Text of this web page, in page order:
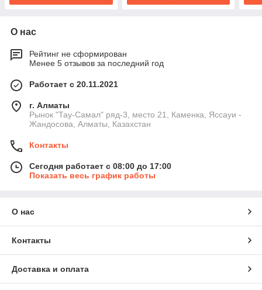
О нас
Рейтинг не сформирован
Менее 5 отзывов за последний год
Работает с 20.11.2021
г. Алматы
Рынок "Тау-Самал" ряд-3, место 21, Каменка, Яссауи -
Жандосова, Алматы, Казахстан
Контакты
Сегодня работает с 08:00 до 17:00
Показать весь график работы
О нас
Контакты
Доставка и оплата